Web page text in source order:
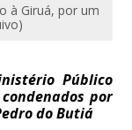
à Giruá, por um
Público
por
do Butiá